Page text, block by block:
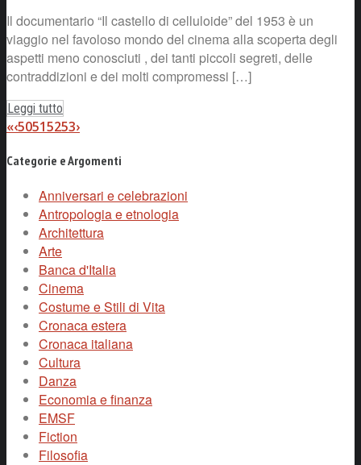
Il documentario “Il castello di celluloide” del 1953 è un
viaggio nel favoloso mondo del cinema alla scoperta degli
aspetti meno conosciuti , dei tanti piccoli segreti, delle
contraddizioni e dei molti compromessi […]
Leggi tutto
«‹50515253›
Categorie e Argomenti
Anniversari e celebrazioni
Antropologia e etnologia
Architettura
Arte
Banca d'Italia
Cinema
Costume e Stili di Vita
Cronaca estera
Cronaca italiana
Cultura
Danza
Economia e finanza
EMSF
Fiction
Filosofia